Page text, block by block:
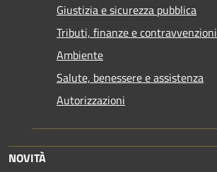
Giustizia e sicurezza pubblica
Tributi, finanze e contravvenzioni
Ambiente
Salute, benessere e assistenza
Autorizzazioni
NOVITÀ